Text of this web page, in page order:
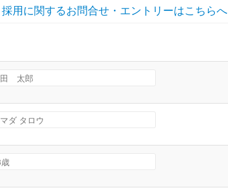
採用に関するお問合せ・エントリーはこちらへ